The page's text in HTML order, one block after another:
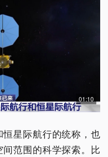
01:10
星际航行的统称，也
范围的科学探索。比